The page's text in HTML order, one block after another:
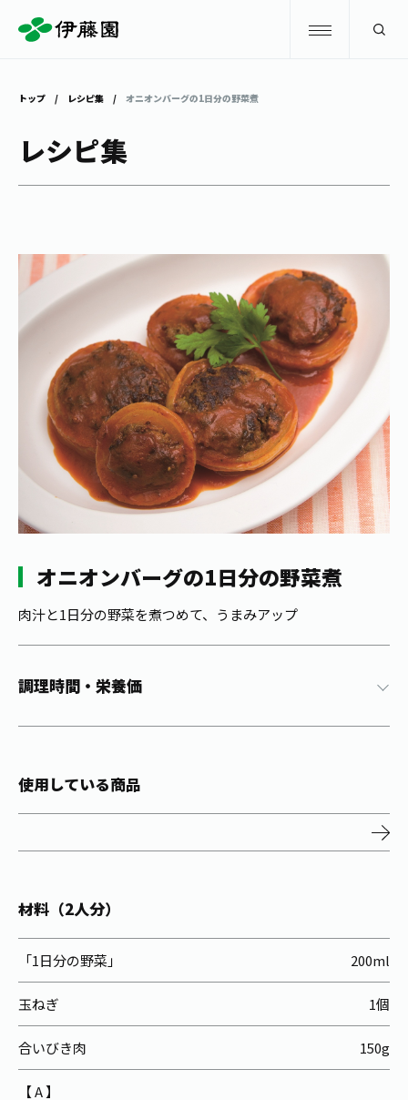
お〜いお茶
健康ミネラルむぎ茶
TULLY'S COFFEE
1日分の野菜
商品情報
ブランドから探す
お茶を知る・楽しむ
お茶を知る・楽しむ
お茶を楽しむ
お茶のいれ方
動画ギャラリー
レシピ集
お茶を知る
お茶百科キッズ
茶産地育成事業
ウェルネスフォーラム
体験・イベント
体験・イベント
見学・体験
工場見学
お茶の複合型博物館
食育・文化
食育・イベント
新俳句大賞
伊藤園レディス
店舗・通販
店舗・通販
伊藤園の店舗トップ
店舗検索
THE ITOEN
健康体
お客様相談室
トップ レシピ集 オニオンバーグの1日分の野菜煮
レシピ集
オニオンバーグの1日分の野菜煮
肉汁と1日分の野菜を煮つめて、うまみアップ
調理時間・栄養価
使用している商品
材料（2人分）
「1日分の野菜」 200ml
玉ねぎ 1個
合いびき肉 150g
【 A 】